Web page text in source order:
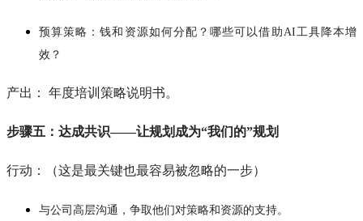
预算策略：钱和资源如何分配？哪些可以借助AI工具降本增
效？
产出： 年度培训策略说明书。
步骤五：达成共识——让规划成为“我们的”规划
行动：（这是最关键也最容易被忽略的一步）
与公司高层沟通，争取他们对策略和资源的支持。